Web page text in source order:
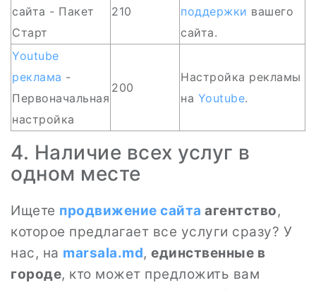
сайта - Пакет
Старт
210
поддержки вашего
сайта.
Youtube
реклама -
Первоначальная
настройка
200
Настройка рекламы
на Youtube.
4. Наличие всех услуг в
одном месте
Ищете продвижение сайта агентство,
которое предлагает все услуги сразу? У
нас, на marsala.md, единственные в
городе, кто может предложить вам